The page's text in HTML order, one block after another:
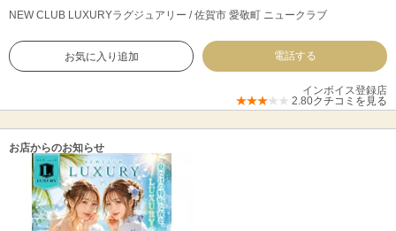
NEW CLUB LUXURYラグジュアリー / 佐賀市 愛敬町 ニュークラブ
お気に入り追加 電話する
インボイス登録店
2.80クチコミを見る
お店からのお知らせ